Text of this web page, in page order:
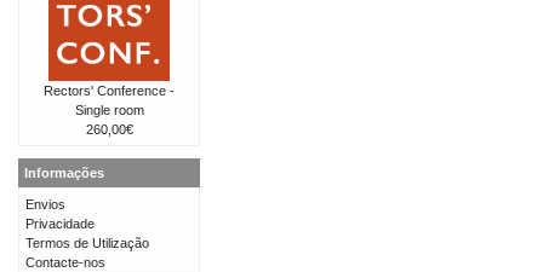
Rectors' Conference -
Single room
260,00€
Informações
Envios
Privacidade
Termos de Utilização
Contacte-nos